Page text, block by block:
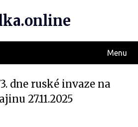
Menu
dne ruské invaze na
27.11.2025